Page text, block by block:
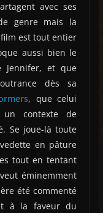
avec ses
genre mais la
est tout entier
aussi bien le
Jennifer, et que
dès sa
, que celui
contexte de
Se joue-là toute
en pâture
tout en tentant
éminemment
été commenté
à la faveur du